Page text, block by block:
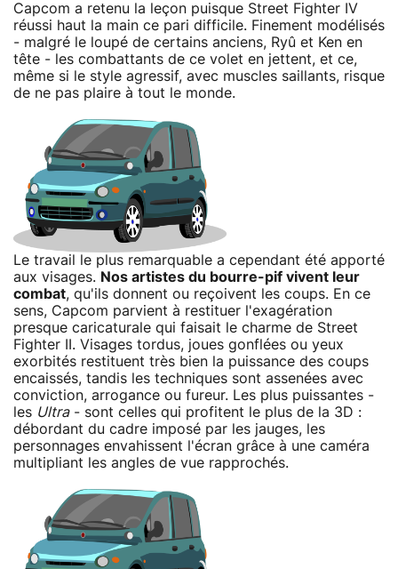
Capcom a retenu la leçon puisque Street Fighter IV
réussi haut la main ce pari difficile. Finement modélisés
- malgré le loupé de certains anciens, Ryû et Ken en
tête - les combattants de ce volet en jettent, et ce,
même si le style agressif, avec muscles saillants, risque
de ne pas plaire à tout le monde.
Le travail le plus remarquable a cependant été apporté
aux visages. Nos artistes du bourre-pif vivent leur
combat, qu'ils donnent ou reçoivent les coups. En ce
sens, Capcom parvient à restituer l'exagération
presque caricaturale qui faisait le charme de Street
Fighter II. Visages tordus, joues gonflées ou yeux
exorbités restituent très bien la puissance des coups
encaissés, tandis les techniques sont assenées avec
conviction, arrogance ou fureur. Les plus puissantes -
les Ultra- sont celles qui profitent le plus de la 3D :
débordant du cadre imposé par les jauges, les
personnages envahissent l'écran grâce à une caméra
multipliant les angles de vue rapprochés.